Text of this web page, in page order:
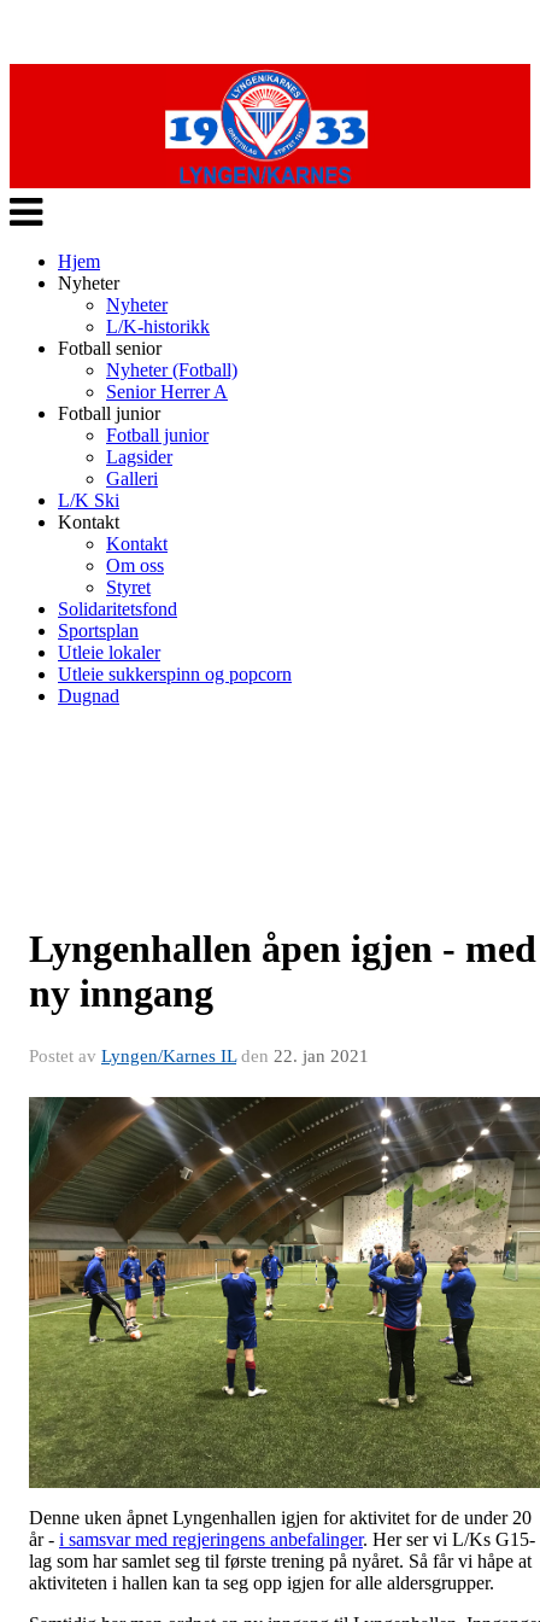
Veksle
navigasjon
Hjem
Nyheter
Nyheter
L/K-historikk
Fotball senior
Nyheter (Fotball)
Senior Herrer A
Fotball junior
Fotball junior
Lagsider
Galleri
L/K Ski
Kontakt
Kontakt
Om oss
Styret
Solidaritetsfond
Sportsplan
Utleie lokaler
Utleie sukkerspinn og popcorn
Dugnad
Lyngenhallen åpen igjen - med
ny inngang
Postet av Lyngen/Karnes ILden 22. jan 2021
Denne uken åpnet Lyngenhallen igjen for aktivitet for de under 20
år - i samsvar med regjeringens anbefalinger. Her ser vi L/Ks G15-
lag som har samlet seg til første trening på nyåret. Så får vi håpe at
aktiviteten i hallen kan ta seg opp igjen for alle aldersgrupper.